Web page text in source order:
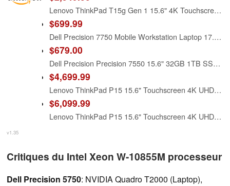
Lenovo ThinkPad T15g Gen 1 15.6" 4K Touchscreen Laptop, Intel Xeon W-10855M Processor, 64GB RAM, 4TB PCIe SSD, GEForce RTX2080, Fingerprint Reader, Black, Win 10 Pro, 32GB Hotface USB Card
$699.99
Dell Precision 7750 Mobile Workstation Laptop 17.3" FHD Display Intel Xeon W-10855M 6-Core 32GB DDR4 RAM 512GB PCIe NVMe SSD NVIDIA Quadro RTX 4000 8GB Webcam WiFi Windows 10 Pro (Renewed)
$679.00
Dell Precision Precision 7550 15.6" 32GB 1TB SSD Xeon® W-10855M 2.80GHz WIN11P, Gray (Renewed)
$4,699.99
Lenovo ThinkPad P15 15.6" Touchscreen 4K UHD OLED Workstation Laptop (Intel Xeon W-10855M 6-Core, 128GB RAM, 2TB PCIe SSD,Quadro RTX 5000 Max-Q, Backlit KYB,FP,WiFi 6,BT 5.1,HD Webcam, Win11Pro) w/Hub
$6,099.99
Lenovo ThinkPad P15 15.6" Touchscreen 4K UHD OLED Workstation Laptop (Intel Xeon W-10855M 6-Core, 128GB RAM, 8TB PCIe SSD,Quadro RTX 5000 Max-Q, Backlit KYB,FP,WiFi 6,BT 5.1,HD Webcam, Win11Pro) w/Hub
v1.35
Critiques du Intel Xeon W-10855M processeur
Dell Precision 5750: NVIDIA Quadro T2000 (Laptop),